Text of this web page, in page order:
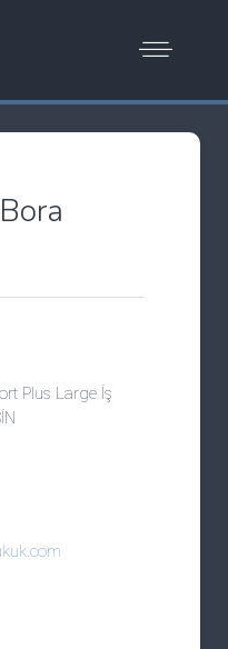
Plus Large İş